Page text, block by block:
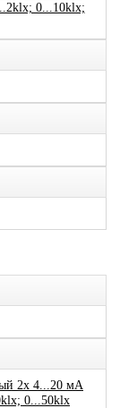
0...10klx;
2x 4...20 мА
0...50klx